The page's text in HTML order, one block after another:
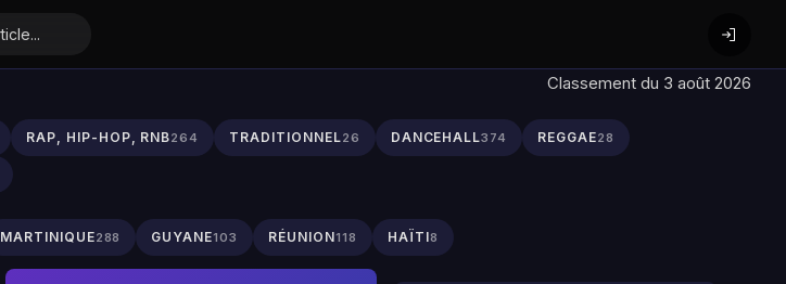
Classement du 3 août 2026
RAP, HIP-HOP, RNB264 TRADITIONNEL26 DANCEHALL374 REGGAE28
MARTINIQUE288 GUYANE103 RÉUNION118 HAÏTI8